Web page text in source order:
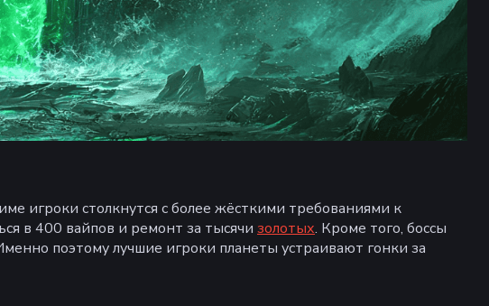
игроки столкнутся с более жёсткими требованиями к
в 400 вайпов и ремонт за тысячи золотых. Кроме того, боссы
поэтому лучшие игроки планеты устраивают гонки за